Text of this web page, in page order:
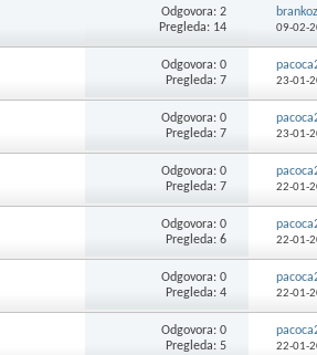
Odgovora: 2
Pregleda: 14
brankoz
09-02-
Odgovora: 0
Pregleda: 7
23-01-
Odgovora: 0
Pregleda: 7
23-01-
Odgovora: 0
Pregleda: 7
22-01-
Odgovora: 0
Pregleda: 6
22-01-
Odgovora: 0
Pregleda: 4
22-01-
Odgovora: 0
Pregleda: 5
22-01-